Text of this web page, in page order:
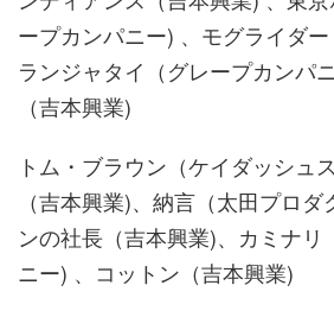
ープカンパニー) 、モグライダー
ランジャタイ（グレープカンパ
（吉本興業)
トム・ブラウン（ケイダッシュ
（吉本興業)、納言（太田プロ
ンの社長（吉本興業)、カミナリ
ニー) 、コットン（吉本興業)